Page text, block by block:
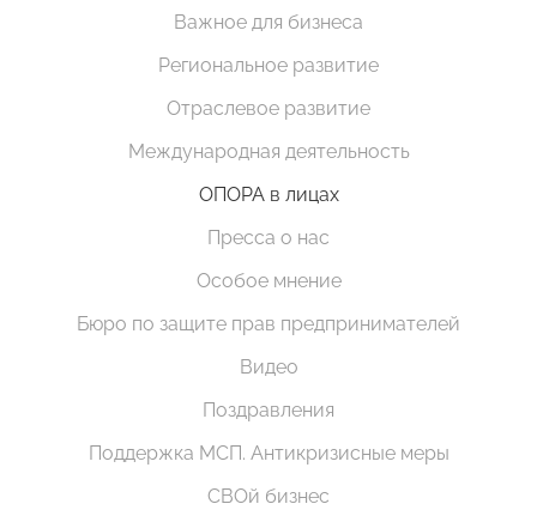
Важное для бизнеса
Региональное развитие
Отраслевое развитие
Международная деятельность
ОПОРА в лицах
Пресса о нас
Особое мнение
Бюро по защите прав предпринимателей
Видео
Поздравления
Поддержка МСП. Антикризисные меры
СВОй бизнес